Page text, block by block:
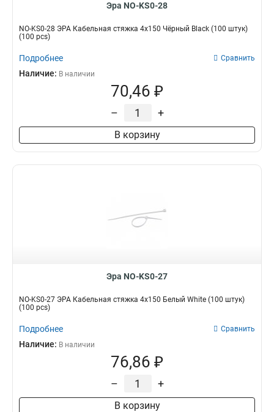
Эра NO-KS0-28
NO-KS0-28 ЭРА Кабельная стяжка 4х150 Чёрный Black (100 штук)
(100 pcs)
Подробнее Сравнить
Наличие: В наличии
70,46 ₽
– +
В корзину
Эра NO-KS0-27
NO-KS0-27 ЭРА Кабельная стяжка 4х150 Белый White (100 штук)
(100 pcs)
Подробнее Сравнить
Наличие: В наличии
76,86 ₽
– +
В корзину